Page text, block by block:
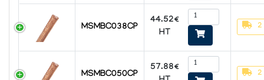
MSMBC038CP
44.52€
HT
2
MSMBC050CP
57.88€
2